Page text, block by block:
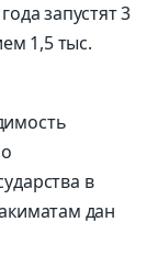
запустят 3
1,5 тыс.
в
дан